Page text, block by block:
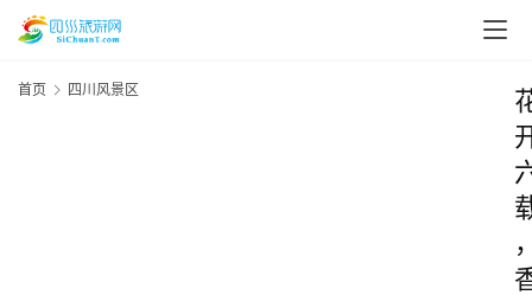
首页 四川风景区